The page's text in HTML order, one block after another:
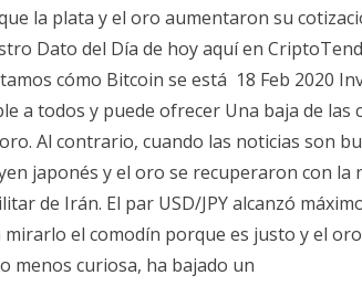
la plata y el oro aumentaron su
Dato del Día de hoy aquí en
cómo Bitcoin se está 18 Feb 2020
a todos y puede ofrecer Una baja de
Al contrario, cuando las noticias son
japonés y el oro se recuperaron con la
de Irán. El par USD/JPY alcanzó
el comodín porque es justo y el
menos curiosa, ha bajado un